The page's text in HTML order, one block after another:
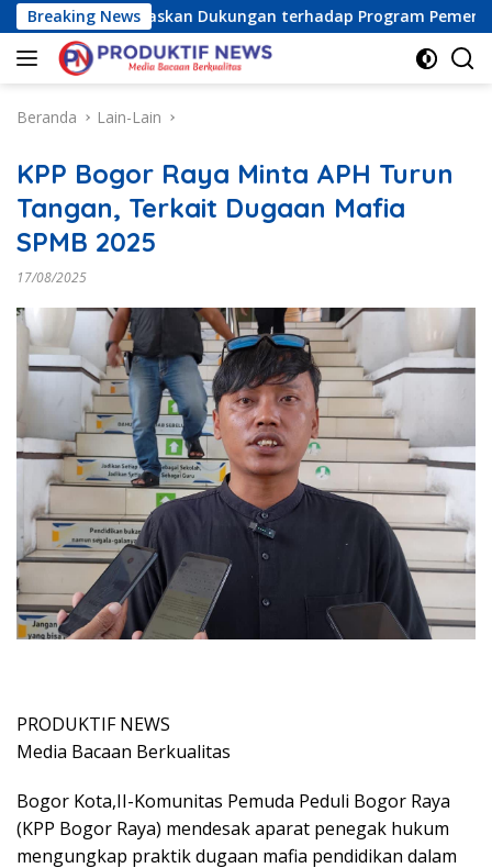
Langsung
ke
konten
Breaking News
Tegaskan Dukungan terhadap Program Pemerintah
Beranda Lain-Lain
KPP Bogor Raya Minta APH Turun
Tangan, Terkait Dugaan Mafia
SPMB 2025
17/08/2025
PRODUKTIF NEWS
Media Bacaan Berkualitas
Bogor Kota,II-Komunitas Pemuda Peduli Bogor Raya
(KPP Bogor Raya) mendesak aparat penegak hukum
mengungkap praktik dugaan mafia pendidikan dalam